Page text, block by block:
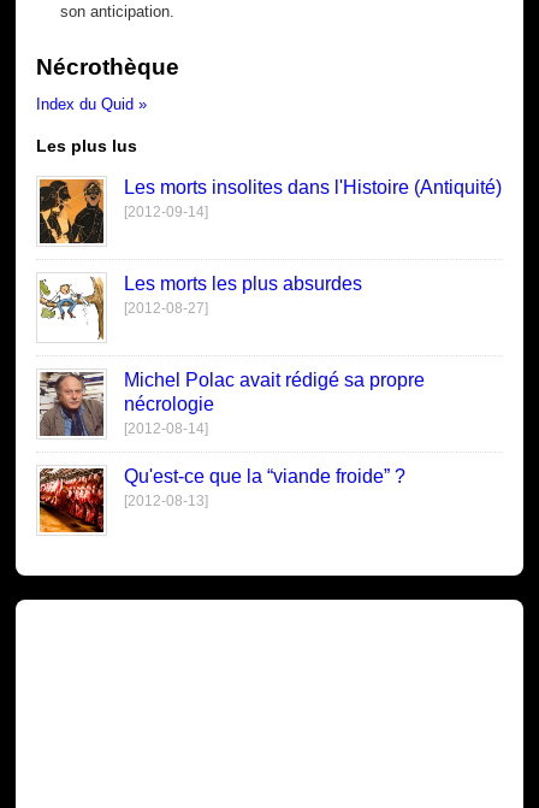
son anticipation.
Nécrothèque
Index du Quid »
Les plus lus
Les morts insolites dans l'Histoire (Antiquité)
[2012-09-14]
Les morts les plus absurdes
[2012-08-27]
Michel Polac avait rédigé sa propre
nécrologie
[2012-08-14]
Qu'est-ce que la “viande froide” ?
[2012-08-13]